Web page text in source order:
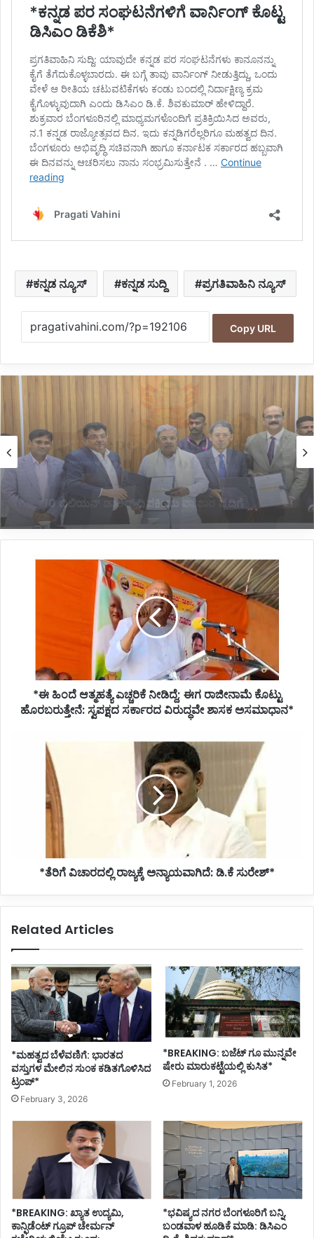
ಕನ್ನಡ ನ್ಯೂಸ್ ಕನ್ನಡ ಸುದ್ದಿ ಪ್ರಗತಿವಾಹಿನಿ ನ್ಯೂಸ್
Copy URL
Business
May 25, 2026
*ಕ್ವಿನ್ ಸಿಟಿಯಲ್ಲಿ ಟೊಯೋಟಾ ಬಿಝ್ಇಂಟೆಲ್ ಹಬ್,
1,200 ಕೋಟಿ ರೂ. ಹೂಡಿಕೆಗೆ ಒಡಂಬಡಿಕೆ*
ಹೊರಬರುತ್ತೇನೆ:
ಸ್ವಪಕ್ಷದ
ಸರ್ಕಾರದ
ಅಸಮಾಧಾನ*
*ಈ ಹಿಂದೆ ಆತ್ಮಹತ್ಯೆ ಎಚ್ಚರಿಕೆ ನೀಡಿದ್ದೆ; ಈಗ ರಾಜೀನಾಮೆ ಕೊಟ್ಟು
ಹೊರಬರುತ್ತೇನೆ: ಸ್ವಪಕ್ಷದ ಸರ್ಕಾರದ ವಿರುದ್ಧವೇ ಶಾಸಕ ಅಸಮಾಧಾನ*
ವಿಚಾರದಲ್ಲಿ
ಅನ್ಯಾಯವಾಗಿದೆ:
*ತೆರಿಗೆ ವಿಚಾರದಲ್ಲಿ ರಾಜ್ಯಕ್ಕೆ ಅನ್ಯಾಯವಾಗಿದೆ: ಡಿ.ಕೆ ಸುರೇಶ್*
Related Articles
*ಮಹತ್ವದ ಬೆಳೆವಣಿಗೆ: ಭಾರತದ
ವಸ್ತುಗಳ ಮೇಲಿನ ಸುಂಕ ಕಡಿತಗೊಳಿಸಿದ
ಟ್ರಂಪ್*
February 3, 2026
*BREAKING: ಬಜೆಟ್ ಗೂ ಮುನ್ನವೇ
ಷೇರು ಮಾರುಕಟ್ಟೆಯಲ್ಲಿ ಕುಸಿತ*
February 1, 2026
*BREAKING: ಖ್ಯಾತ ಉದ್ಯಮಿ,
ಕಾನ್ಫಿಡೆಂಟ್ ಗ್ರೂಪ್ ಚೇರ್ಮನ್
*ಭವಿಷ್ಯದ ನಗರ ಬೆಂಗಳೂರಿಗೆ ಬನ್ನಿ,
ಬಂಡವಾಳ ಹೂಡಿಕೆ ಮಾಡಿ: ಡಿಸಿಎಂ